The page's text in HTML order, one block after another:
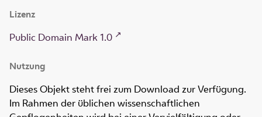
Lizenz
Public Domain Mark 1.0
Nutzung
Dieses Objekt steht frei zum Download zur Verfügung.
Im Rahmen der üblichen wissenschaftlichen